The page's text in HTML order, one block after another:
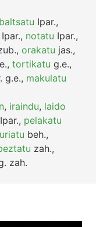
baltsatu Ipar.,
Ipar., notatu Ipar.,
,orakatu jas.,
,tortikatu g.e.,
g.e., makulatu
, iraindu, laido
Ipar., pelakatu
beh.,
zah.,
zah.